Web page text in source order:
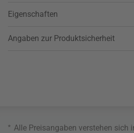
Eigenschaften
Angaben zur Produktsicherheit
* Alle Preisangaben verstehen sich